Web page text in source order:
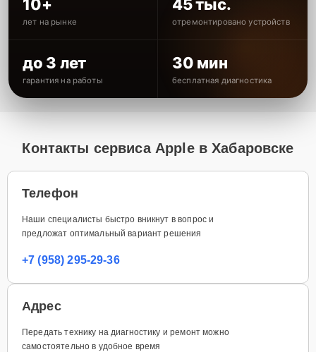
10+
лет на рынке
45 тыс.
отремонтировано устройств
до 3 лет
гарантия на работы
30 мин
бесплатная диагностика
Контакты сервиса Apple в Хабаровске
Телефон
Наши специалисты быстро вникнут в вопрос и
предложат оптимальный вариант решения
+7 (958) 295-29-36
Адрес
Передать технику на диагностику и ремонт можно
самостоятельно в удобное время